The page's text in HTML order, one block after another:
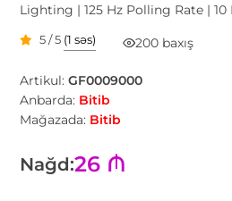
Lighting | 125 Hz Polling Rate |
5 / 5 (1 səs) 200 baxış
Artikul:GF0009000
Anbarda: Bitib
Mağazada: Bitib
Nağd:26 ₼